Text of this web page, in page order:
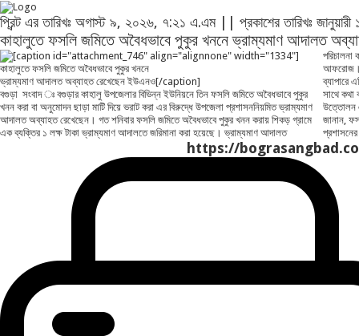
প্রিন্ট এর তারিখঃ অগাস্ট ৯, ২০২৬, ৭:২১ এ.এম || প্রকাশের তারিখঃ
কাহালুতে ফসলি জমিতে অবৈধভাবে পুকুর খননে ভ্রাম্যমাণ আদালত
[caption id="attachment_746" align="alignnone" width="1334"]
কাহালুতে ফসলি জমিতে অবৈধভাবে পুকুর খননে
ভ্রাম্যমাণ আদালত অব্যাহত রেখেছেন ইউএনও[/caption]
বগুড়া সংবাদ ঃ বগুড়ার কাহালু উপজেলার বিভিন্ন ইউনিয়নে তিন ফসলি জমিতে অবৈধভাবে পুকুর
খনন করা বা অনুমোদন ছাড়া মাটি দিয়ে ভরাট করা এর বিরুদ্ধে উপজেলা প্রশাসননিয়মিত ভ্রাম্যমাণ
আদালত অব্যাহত রেখেছেন। গত শনিবার ফসলি জমিতে অবৈধভাবে পুকুর খনন করায় শিকড় গ্রামে
এক ব্যক্তির ১ লক্ষ টাকা ভ্রাম্যমাণ আদালতে জরিমানা করা হয়েছে। ভ্রাম্যমাণ আদালত
পরিচালনা
আফরোজ।
ব্যাপারে
সাথে কথা বলা হলে তিনি জানান, ফসলি জমিতে অবৈধভাবে পুকুর খনন ও নাগর নদীতে বালু
উত্তোলন এর বিরুদ্ধে উপজেলা প্রশাসন ভ্রাম্যমাণ আদালত অব্যাহত রখেছে। তিনি আরও
জানান, ফসলি জমিতে অবৈধভাবে পুকুর খনন ও নাগর নদীতে বালু উত্তোলন এর বিরুদ্ধে উপজেলা
https://